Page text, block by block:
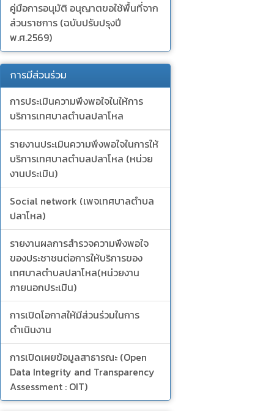
คู่มือการอนุมัติ อนุญาตขอใช้พื้นที่จาก
ส่วนราชการ (ฉบับปรับปรุงปี
พ.ศ.2569)
การมีส่วนร่วม
การประเมินความพึงพอใจในให้การ
บริการเทศบาลตำบลปลาโหล
รายงานประเมินความพึงพอใจในการให้
บริการเทศบาลตำบลปลาโหล (หน่วย
งานประเมิน)
Social network (เพจเทศบาลตำบล
ปลาโหล)
รายงานผลการสำรวจความพึงพอใจ
ของประชาชนต่อการให้บริการของ
เทศบาลตำบลปลาโหล(หน่วยงาน
ภายนอกประเมิน)
การเปิดโอกาสให้มีส่วนร่วมในการ
ดำเนินงาน
การเปิดเผยข้อมูลสาธารณะ (Open
Data Integrity and Transparency
Assessment : OIT)